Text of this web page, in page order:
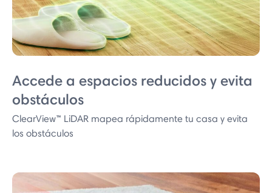
Accede a espacios reducidos y evita
obstáculos
ClearView™ LiDAR mapea rápidamente tu casa y evita
los obstáculos